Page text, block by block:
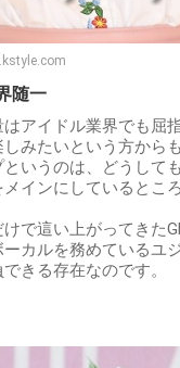
随一
アイドル業界でも屈
みたいという方から
いうのは、どうして
インにしているとこ
で這い上がってきた
ーカルを務めているユ
きる存在なのです。